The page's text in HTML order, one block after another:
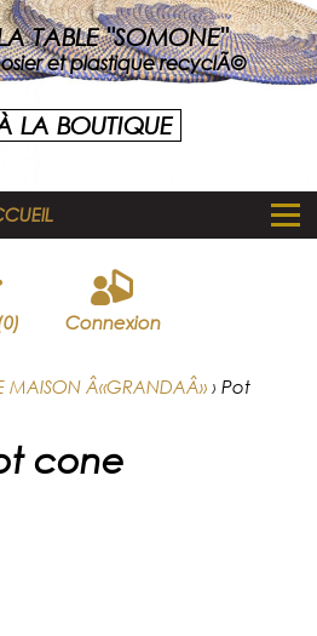
TABLE "SOMONE"
et plastique recyclÃ©
LA BOUTIQUE
Connexion
MAISON Â«GRANDAÂ»› Pot
cone